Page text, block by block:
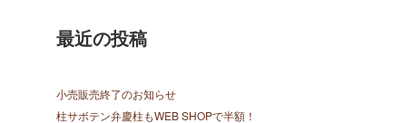
最近の投稿
小売販売終了のお知らせ
柱サボテン弁慶柱もWEB SHOPで半額！